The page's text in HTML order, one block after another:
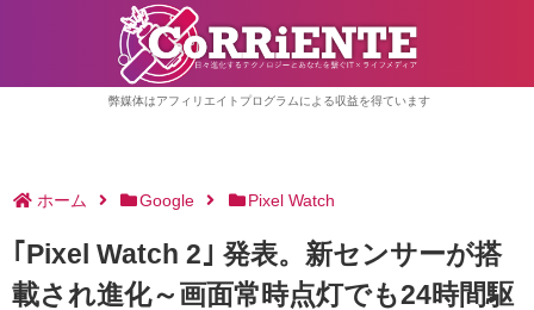
弊媒体はアフィリエイトプログラムによる収益を得ています
ホーム Google Pixel Watch
｢Pixel Watch 2｣ 発表。新センサーが搭
載され進化～画面常時点灯でも24時間駆